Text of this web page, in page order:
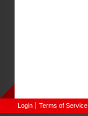
Login Terms of Service